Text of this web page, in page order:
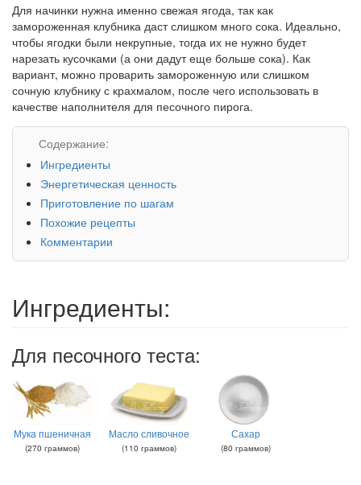
Для начинки нужна именно свежая ягода, так как
замороженная клубника даст слишком много сока. Идеально,
чтобы ягодки были некрупные, тогда их не нужно будет
нарезать кусочками (а они дадут еще больше сока). Как
вариант, можно проварить замороженную или слишком
сочную клубнику с крахмалом, после чего использовать в
качестве наполнителя для песочного пирога.
Содержание:
Ингредиенты
Энергетическая ценность
Приготовление по шагам
Похожие рецепты
Комментарии
Ингредиенты:
Для песочного теста:
Мука пшеничная
(270 граммов)
Масло сливочное
(110 граммов)
Сахар
(80 граммов)